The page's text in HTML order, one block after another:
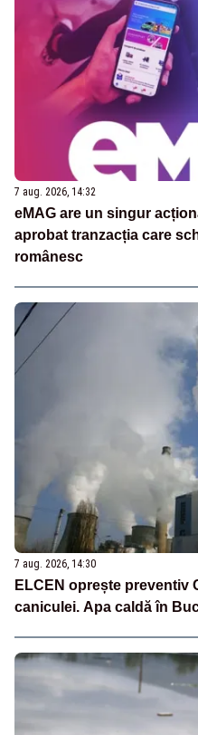
7 aug. 2026, 14:32
eMAG are un singur
aprobat tranzacția care
românesc
7 aug. 2026, 14:30
ELCEN oprește preventiv
caniculei. Apa caldă în